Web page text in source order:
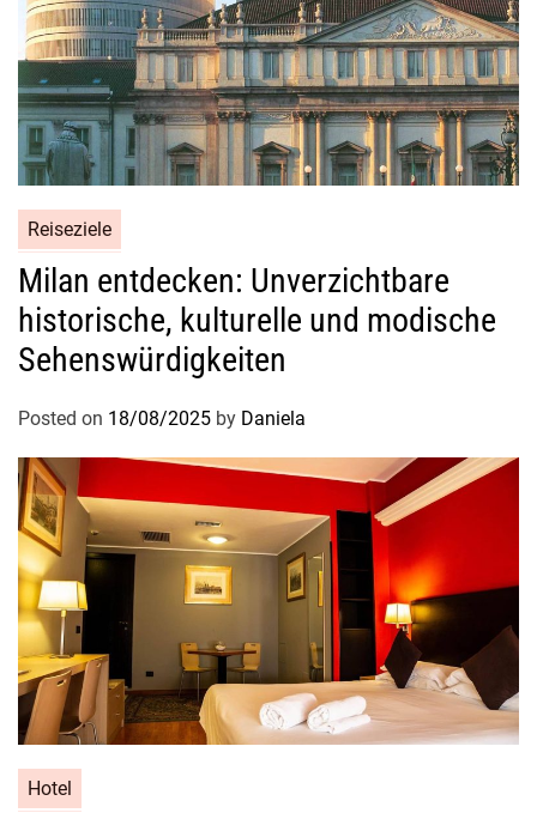
Reiseziele
Milan entdecken: Unverzichtbare
historische, kulturelle und modische
Sehenswürdigkeiten
Posted on 18/08/2025 by Daniela
Hotel